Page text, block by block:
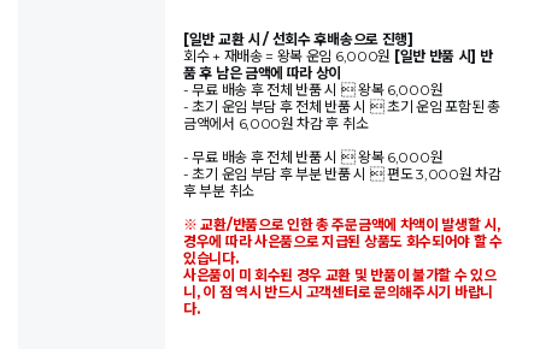
[일반 교환 시 / 선회수 후배송으로 진행]
회수 + 재배송 = 왕복 운임 6,000원 [일반 반품 시] 반
품 후 남은 금액에 따라 상이
- 무료 배송 후 전체 반품 시  왕복 6,000원
- 초기 운임 부담 후 전체 반품 시  초기 운임 포함된 총
금액에서 6,000원 차감 후 취소
- 무료 배송 후 전체 반품 시  왕복 6,000원
- 초기 운임 부담 후 부분 반품 시  편도 3,000원 차감
후 부분 취소
※ 교환/반품으로 인한 총 주문금액에 차액이 발생할 시,
경우에 따라 사은품으로 지급된 상품도 회수되어야 할 수
있습니다.
사은품이 미 회수된 경우 교환 및 반품이 불가할 수 있으
니, 이 점 역시 반드시 고객센터로 문의해주시기 바랍니
다.